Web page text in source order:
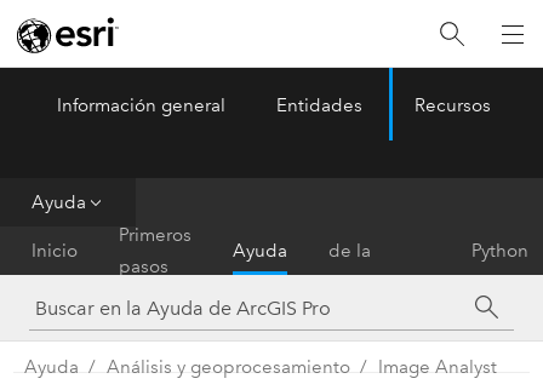
ArcGIS Pro Menu
Información general Entidades Recursos
Ayuda
Inicio
Primeros
pasos
Ayuda
de la
herramienta
Python
Ayuda Análisis y geoprocesamiento
Image Analyst